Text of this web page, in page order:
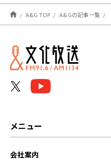
A&G TOP A&Gの記事一覧
メニュー
会社案内